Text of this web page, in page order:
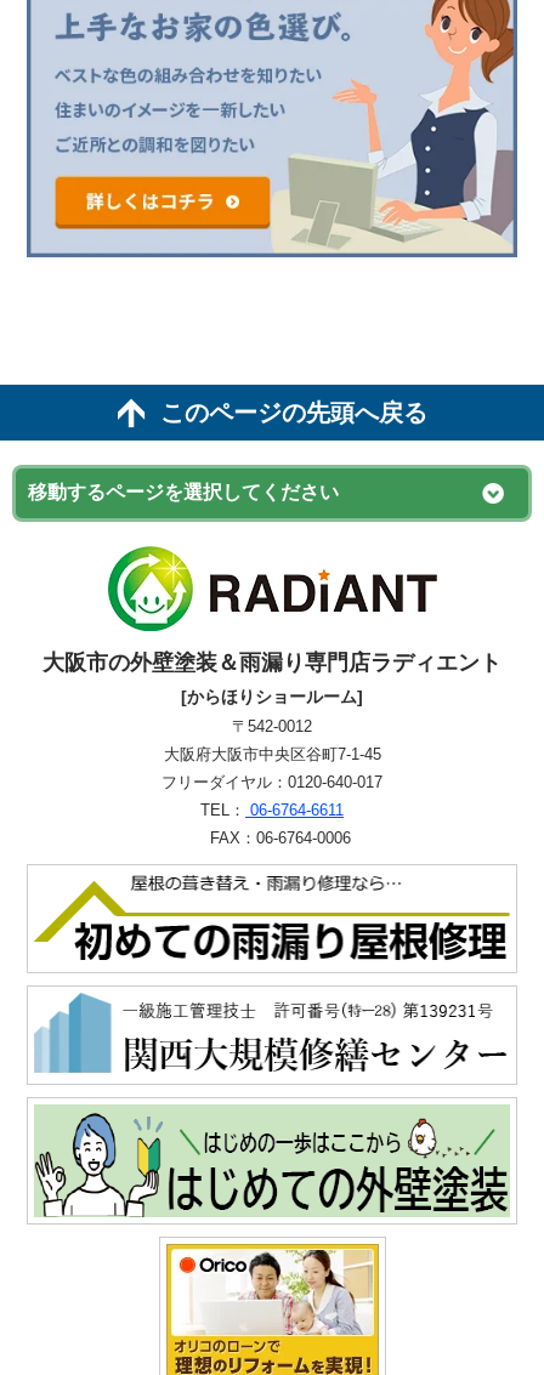
このページの先頭へ戻る
大阪市の外壁塗装＆雨漏り専門店ラディエント
[からほりショールーム]
〒542-0012
大阪府大阪市中央区谷町7-1-45
フリーダイヤル：0120-640-017
TEL： 06-6764-6611
FAX：06-6764-0006